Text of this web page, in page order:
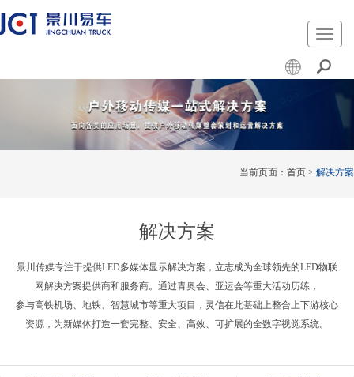
切
换
导
航
当前页面： 首页 > 解决方案
解决方案
景川传媒专注于提供LED多媒体显示解决方案，立志成为全球领先的LED物联
网解决方案提供商和服务商。通过青奥会、亚运会等重大活动历练，
参与高铁机场、地铁、智慧城市等重大项目，灵信在此基础上整合上下游核心
资源，为新媒体打造一套完整、安全、高效、可扩展的全数字视觉系统。